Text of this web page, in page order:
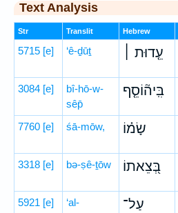
Text Analysis
Str Translit Hebrew
5715 [e] ‘ê-ḏūṯ עֵ֤דוּת ׀
3084 [e]
bî-hō-w-
sêp̄
בִּֽיה֘וֹסֵ֤ף
7760 [e] śā-mōw, שָׂמ֗וֹ
3318 [e] bə-ṣê-ṯōw בְּ֭צֵאתוֹ
5921 [e] ‘al- עַל־